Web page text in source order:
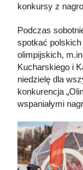
konkursy z
Podczas
spotkać
olimpijskich,
Kucharskiego i
niedzielę dla
konkurencja
wspaniałymi